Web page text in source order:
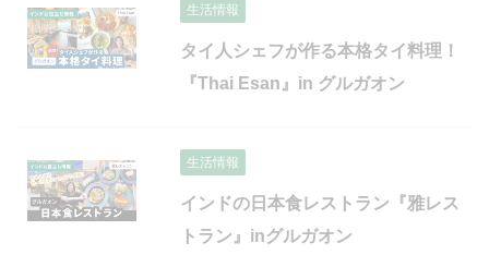
生活情報
タイ人シェフが作る本格タイ料理！
『Thai Esan』in グルガオン
生活情報
インドの日本食レストラン『雅レス
トラン』inグルガオン